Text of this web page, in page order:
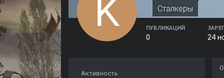
Сталкеры
ПУБЛИКАЦИЙ
0 24
Активность